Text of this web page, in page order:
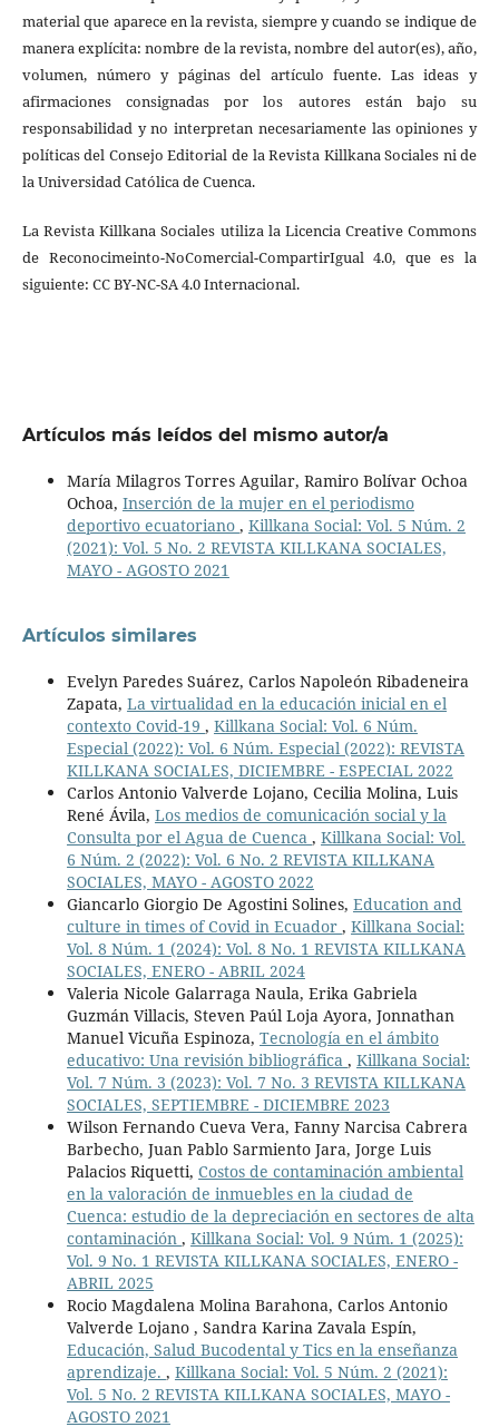
material que aparece en la revista, siempre y cuando se indique de
manera explícita: nombre de la revista, nombre del autor(es), año,
volumen, número y páginas del artículo fuente. Las ideas y
afirmaciones consignadas por los autores están bajo su
responsabilidad y no interpretan necesariamente las opiniones y
políticas del Consejo Editorial de la Revista Killkana Sociales ni de
la Universidad Católica de Cuenca.
La Revista Killkana Sociales utiliza la Licencia Creative Commons
de Reconocimeinto-NoComercial-CompartirIgual 4.0, que es la
siguiente: CC BY-NC-SA 4.0 Internacional.
Artículos más leídos del mismo autor/a
María Milagros Torres Aguilar, Ramiro Bolívar Ochoa
Ochoa, Inserción de la mujer en el periodismo
deportivo ecuatoriano , Killkana Social: Vol. 5 Núm. 2
(2021): Vol. 5 No. 2 REVISTA KILLKANA SOCIALES,
MAYO - AGOSTO 2021
Artículos similares
Evelyn Paredes Suárez, Carlos Napoleón Ribadeneira
Zapata, La virtualidad en la educación inicial en el
contexto Covid-19 , Killkana Social: Vol. 6 Núm.
Especial (2022): Vol. 6 Núm. Especial (2022): REVISTA
KILLKANA SOCIALES, DICIEMBRE - ESPECIAL 2022
Carlos Antonio Valverde Lojano, Cecilia Molina, Luis
René Ávila, Los medios de comunicación social y la
Consulta por el Agua de Cuenca , Killkana Social: Vol.
6 Núm. 2 (2022): Vol. 6 No. 2 REVISTA KILLKANA
SOCIALES, MAYO - AGOSTO 2022
Giancarlo Giorgio De Agostini Solines, Education and
culture in times of Covid in Ecuador , Killkana Social:
Vol. 8 Núm. 1 (2024): Vol. 8 No. 1 REVISTA KILLKANA
SOCIALES, ENERO - ABRIL 2024
Valeria Nicole Galarraga Naula, Erika Gabriela
Guzmán Villacis, Steven Paúl Loja Ayora, Jonnathan
Manuel Vicuña Espinoza, Tecnología en el ámbito
educativo: Una revisión bibliográfica , Killkana Social:
Vol. 7 Núm. 3 (2023): Vol. 7 No. 3 REVISTA KILLKANA
SOCIALES, SEPTIEMBRE - DICIEMBRE 2023
Wilson Fernando Cueva Vera, Fanny Narcisa Cabrera
Barbecho, Juan Pablo Sarmiento Jara, Jorge Luis
Palacios Riquetti, Costos de contaminación ambiental
en la valoración de inmuebles en la ciudad de
Cuenca: estudio de la depreciación en sectores de alta
contaminación , Killkana Social: Vol. 9 Núm. 1 (2025):
Vol. 9 No. 1 REVISTA KILLKANA SOCIALES, ENERO -
ABRIL 2025
Rocio Magdalena Molina Barahona, Carlos Antonio
Valverde Lojano , Sandra Karina Zavala Espín,
Educación, Salud Bucodental y Tics en la enseñanza
aprendizaje. , Killkana Social: Vol. 5 Núm. 2 (2021):
Vol. 5 No. 2 REVISTA KILLKANA SOCIALES, MAYO -
AGOSTO 2021